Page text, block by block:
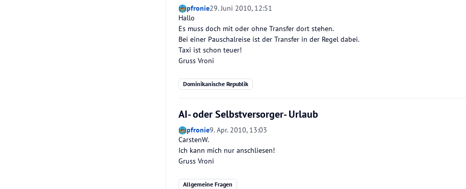
pfronie29. Juni 2010, 12:51
Hallo
Es muss doch mit oder ohne Transfer dort stehen.
Bei einer Pauschalreise ist der Transfer in der Regel dabei.
Taxi ist schon teuer!
Gruss Vroni
Dominikanische Republik
AI- oder Selbstversorger- Urlaub
pfronie9. Apr. 2010, 13:03
CarstenW.
Ich kann mich nur anschliesen!
Gruss Vroni
Allgemeine Fragen